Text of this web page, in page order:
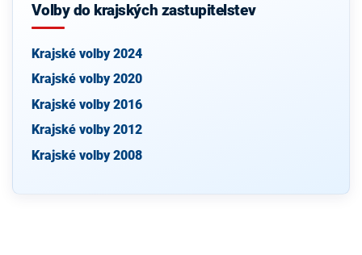
Volby do krajských zastupitelstev
Krajské volby 2024
Krajské volby 2020
Krajské volby 2016
Krajské volby 2012
Krajské volby 2008